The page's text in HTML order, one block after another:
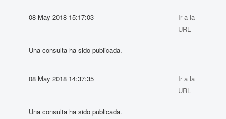
08 May 2018 15:17:03
Ir a la
URL
Una consulta ha sido publicada.
08 May 2018 14:37:35
Ir a la
URL
Una consulta ha sido publicada.